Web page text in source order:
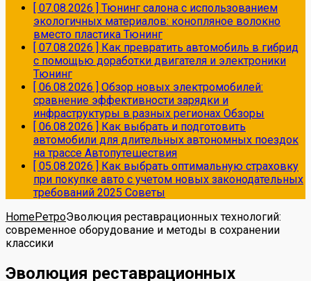
[ 07.08.2026 ] Тюнинг салона с использованием
экологичных материалов: конопляное волокно
вместо пластика Тюнинг
[ 07.08.2026 ] Как превратить автомобиль в гибрид
с помощью доработки двигателя и электроники
Тюнинг
[ 06.08.2026 ] Обзор новых электромобилей:
сравнение эффективности зарядки и
инфраструктуры в разных регионах Обзоры
[ 06.08.2026 ] Как выбрать и подготовить
автомобили для длительных автономных поездок
на трассе Автопутешествия
[ 05.08.2026 ] Как выбрать оптимальную страховку
при покупке авто с учетом новых законодательных
требований 2025 Советы
HomeРетроЭволюция реставрационных технологий:
современное оборудование и методы в сохранении
классики
Эволюция реставрационных